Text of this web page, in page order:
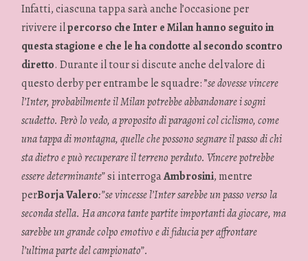
Infatti, ciascuna tappa sarà anche l’occasione per
rivivere ilpercorso che Inter e Milan hanno seguito in
questa stagione e che le ha condotte al secondo scontro
diretto. Durante il tour si discute anche del valore di
questo derby per entrambe le squadre: ”se dovesse vincere
l’Inter, probabilmente il Milan potrebbe abbandonare i sogni
scudetto. Però lo vedo, a proposito di paragoni col ciclismo, come
una tappa di montagna, quelle che possono segnare il passo di chi
sta dietro e può recuperare il terreno perduto. Vincere potrebbe
essere determinante”si interrogaAmbrosini, mentre
perBorja Valero:”se vincesse l’Inter sarebbe un passo verso la
seconda stella. Ha ancora tante partite importanti da giocare, ma
sarebbe un grande colpo emotivo e di fiducia per affrontare
l’ultima parte del campionato”.